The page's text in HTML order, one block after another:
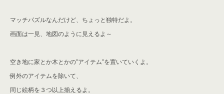
マッチパズルなんだけど、ちょっと独特だよ。
画面は一見、地図のように見えるよ～
空き地に家とか木とかの”アイテム”を置いていくよ。
例外のアイテムを除いて、
同じ絵柄を３つ以上揃えるよ。